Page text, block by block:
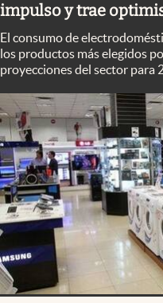
Otras secciones
Apertura
Clase
Clima
Mundial 2026
Eventos Corporativos
El Cronista Studio
Mediakit
abre en nueva pestaña
impulso y trae
El consumo de
los productos más elegidos
proyecciones del sector para